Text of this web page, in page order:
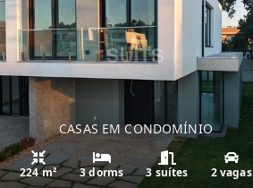
CASAS EM CONDOMÍNIO
224 m² 3 dorms 3 suítes 2 vagas